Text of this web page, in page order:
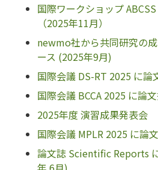
国際ワークショップ
（2025年11月）
newmo社から共同研究の
ース (2025年9月)
国際会議 DS-RT 2025 に論
国際会議 BCCA 2025 に論
2025年度 演習成果発表会
国際会議 MPLR 2025 に論
論文誌 Scientific Reports